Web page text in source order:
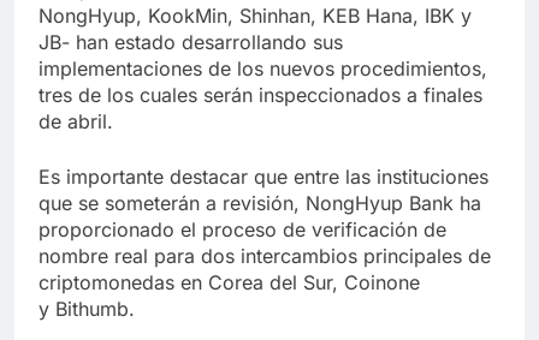
NongHyup, KookMin, Shinhan, KEB Hana, IBK y
JB- han estado desarrollando sus
implementaciones de los nuevos procedimientos,
tres de los cuales serán inspeccionados a finales
de abril.
Es importante destacar que entre las instituciones
que se someterán a revisión, NongHyup Bank ha
proporcionado el proceso de verificación de
nombre real para dos intercambios principales de
criptomonedas en Corea del Sur, Coinone
y Bithumb.